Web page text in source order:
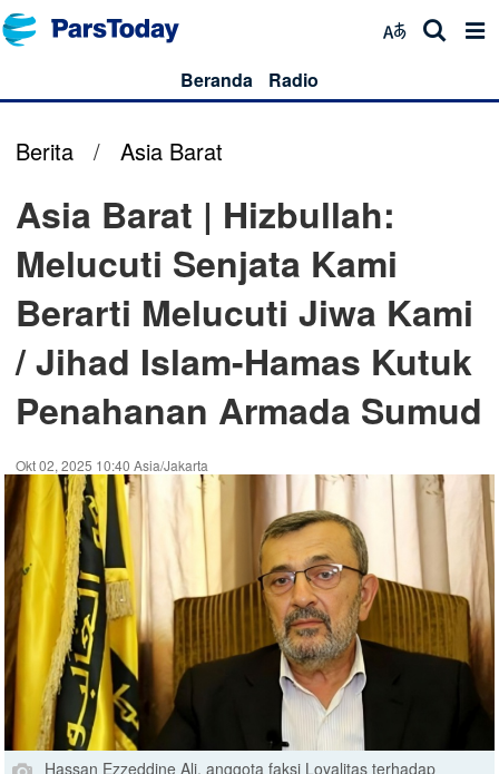
Beranda Radio
Berita / Asia Barat
Asia Barat | Hizbullah:
Melucuti Senjata Kami
Berarti Melucuti Jiwa Kami
/ Jihad Islam-Hamas Kutuk
Penahanan Armada Sumud
Okt 02, 2025 10:40 Asia/Jakarta
Hassan Ezzeddine Ali, anggota faksi Loyalitas terhadap